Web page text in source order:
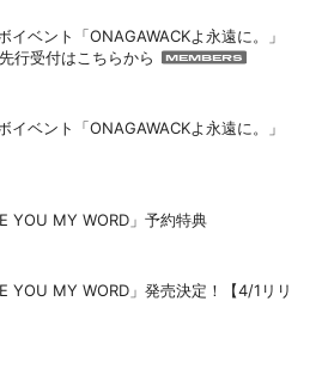
イベント「ONAGAWACKよ永遠に。」
行受付はこちらから
イベント「ONAGAWACKよ永遠に。」
YOU MY WORD」予約特典
YOU MY WORD」発売決定！【4/1リリ